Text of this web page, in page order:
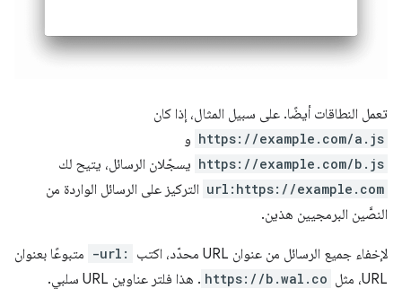
تعمل النطاقات أيضًا. على سبيل المثال، إذا كان
https://example.com/a.js و
https://example.com/b.js يسجّلان الرسائل، يتيح لك
url:https://example.com التركيز على الرسائل الواردة من
النصَّين البرمجيين هذين.
لإخفاء جميع الرسائل من عنوان URL محدّد، اكتب -url: متبوعًا بعنوان
URL، مثل
https://b.wal.co . هذا فلتر عناوين URL سلبي.